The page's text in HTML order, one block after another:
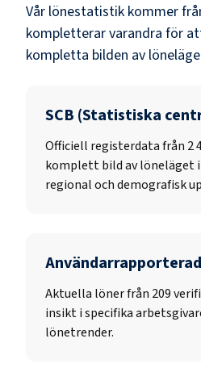
Vår lönestatistik kommer
kompletterar varandra för
kompletta bilden av
SCB (Statistiska
Officiell registerdata från 2
komplett bild av löneläget i
regional och demografisk
Aktuella löner från 209
insikt i specifika
lönetrender.